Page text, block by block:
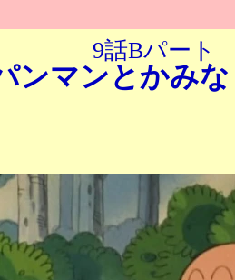
9話Bパート
ンマンとかみな